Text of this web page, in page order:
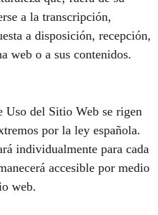
a la transcripción,
a disposición, recepción,
web o a sus contenidos.
Uso del Sitio Web se rigen
por la ley española.
individualmente para cada
accesible por medio
web.